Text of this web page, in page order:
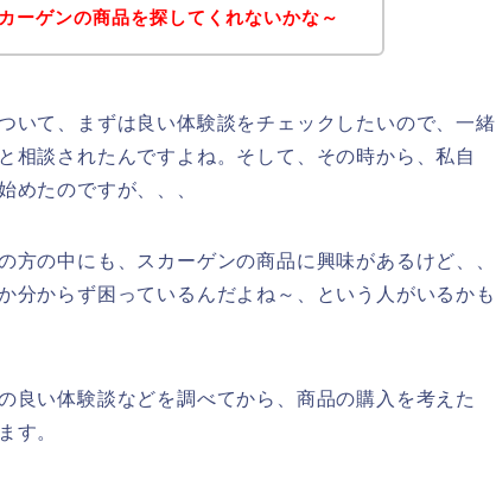
ーゲンの商品を探してくれないかな～
いて、まずは良い体験談をチェックしたいので、一緒
相談されたんですよね。そして、その時から、私自
めたのですが、、、
方の中にも、スカーゲンの商品に興味があるけど、、
分からず困っているんだよね～、という人がいるかも
良い体験談などを調べてから、商品の購入を考えた
す。